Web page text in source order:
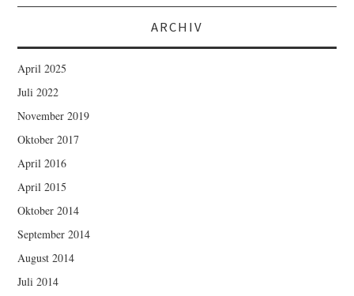
ARCHIV
April 2025
Juli 2022
November 2019
Oktober 2017
April 2016
April 2015
Oktober 2014
September 2014
August 2014
Juli 2014